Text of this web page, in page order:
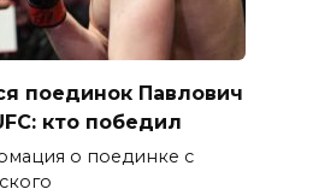
поединок Павлович
кто победил
о поединке с